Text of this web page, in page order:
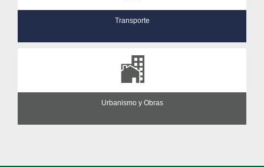
Transporte
Urbanismo y Obras